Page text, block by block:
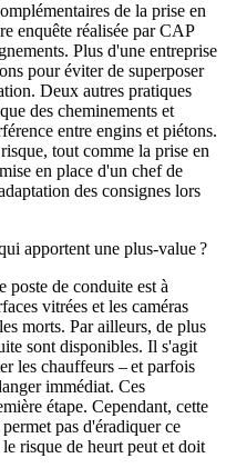
de la prise en
enquête réalisée par CAP
Plus d'une entreprise
pour éviter de superposer
Deux autres pratiques
des cheminements et
entre engins et piétons.
tout comme la prise en
en place d'un chef de
des consignes lors
apportent une plus-value ?
de conduite est à
vitrées et les caméras
morts. Par ailleurs, de plus
sont disponibles. Il s'agit
les chauffeurs – et parfois
immédiat. Ces
étape. Cependant, cette
pas d'éradiquer ce
risque de heurt peut et doit